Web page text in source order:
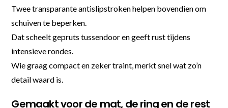
Twee transparante antislipstroken helpen bovendien om
schuiven te beperken.
Dat scheelt gepruts tussendoor en geeft rust tijdens
intensieve rondes.
Wie graag compact en zeker traint, merkt snel wat zo’n
detail waard is.
Gemaakt voor de mat, de ring en de rest